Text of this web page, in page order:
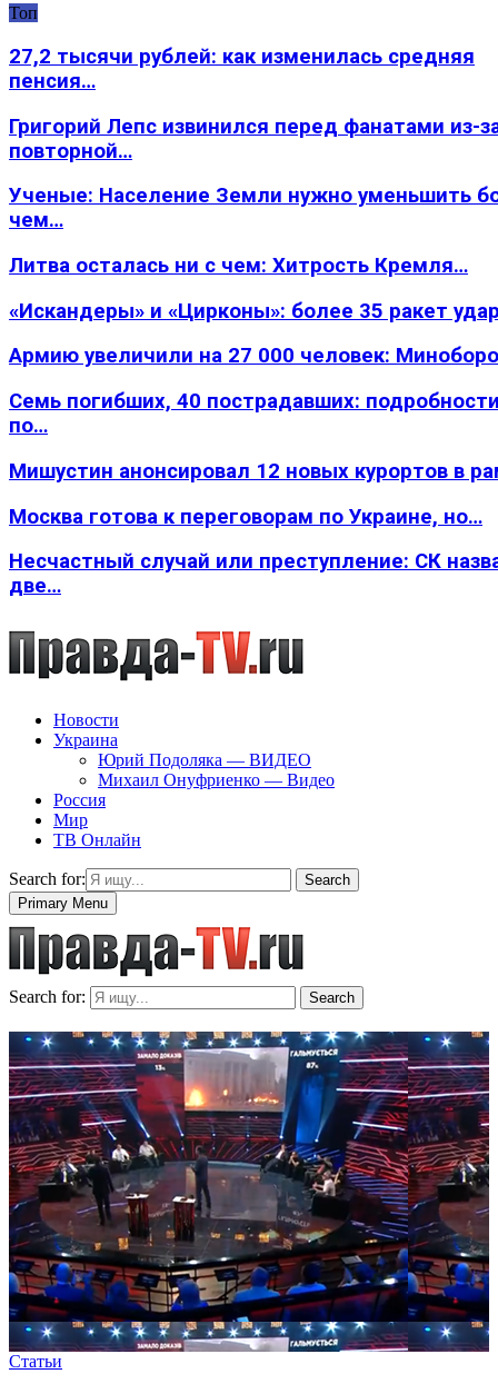
Топ
27,2 тысячи рублей: как изменилась средняя
пенсия…
Григорий Лепс извинился перед фанатами из-
повторной…
Ученые: Население Земли нужно уменьшить
чем…
Литва осталась ни с чем: Хитрость Кремля…
«Искандеры» и «Цирконы»: более 35 ракет
Армию увеличили на 27 000 человек:
Семь погибших, 40 пострадавших:
по…
Мишустин анонсировал 12 новых курортов в
Москва готова к переговорам по Украине, но…
Несчастный случай или преступление: СК
две…
Новости
Украина
Юрий Подоляка — ВИДЕО
Михаил Онуфриенко — Видео
Россия
Мир
ТВ Онлайн
Search for:
Search
Primary Menu
Search for: Search
Статьи